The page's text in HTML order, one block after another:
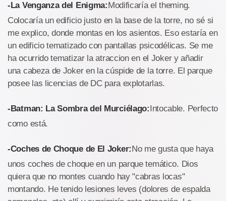
-La Venganza del Enigma:Modificaría el theming.
Colocaría un edificio justo en la base de la torre, no sé si
me explico, donde montas en los asientos. Eso estaría en
un edificio tematizado con pantallas psicodélicas. Se me
ha ocurrido tematizar la atraccion en el Joker y añadir
una cabeza de Joker en la cúspide de la torre. El parque
posee las licencias de DC para explotarlas.
-Batman: La Sombra del Murciélago:Intocable. Perfecto
como está.
-Coches de Choque de El Joker:No me gusta que haya
unos coches de choque en un parque temático. Dios
quiera que no montes cuando hay "cabras locas"
montando. He tenido lesiones leves (dolores de espalda